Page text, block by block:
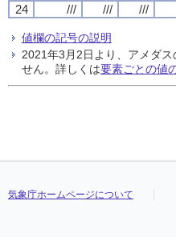
24
/// /// ///
値欄の記号の説明
2021年3月2日より、アメダ
せん。詳しくは要素ごとの値
気象庁ホームページについて